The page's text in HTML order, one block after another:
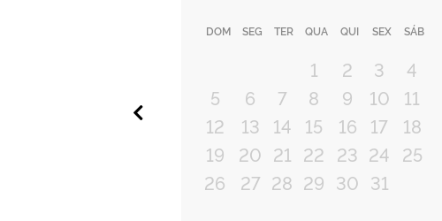
DOM SEG TER QUA QUI SEX SÁB
1 2 3
4
5
6 7 8 9 10
11
12
13 14 15 16 17
18
19
20 21 22 23 24 25
26
27 28 29 30 31